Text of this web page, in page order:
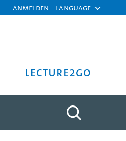
Anmelden Language
Lecture2Go